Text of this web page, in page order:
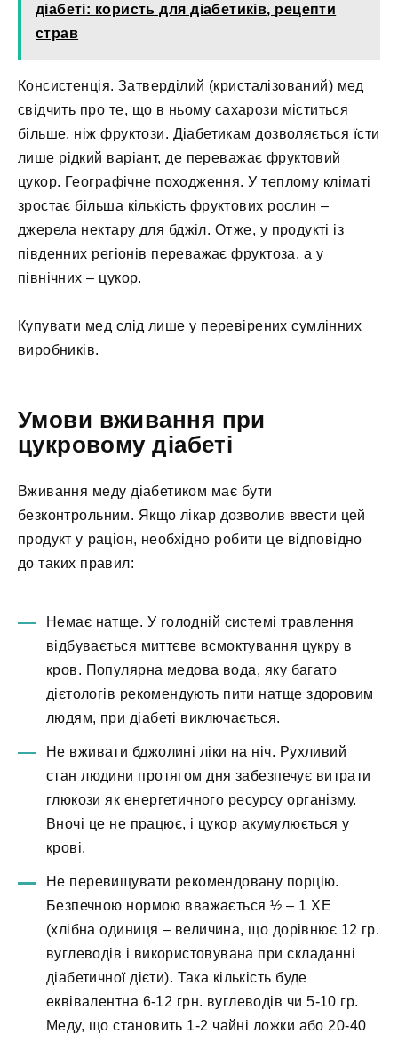
діабеті: користь для діабетиків, рецепти
страв
Консистенція. Затверділий (кристалізований) мед
свідчить про те, що в ньому сахарози міститься
більше, ніж фруктози. Діабетикам дозволяється їсти
лише рідкий варіант, де переважає фруктовий
цукор. Географічне походження. У теплому кліматі
зростає більша кількість фруктових рослин –
джерела нектару для бджіл. Отже, у продукті із
південних регіонів переважає фруктоза, а у
північних – цукор.
Купувати мед слід лише у перевірених сумлінних
виробників.
Умови вживання при
цукровому діабеті
Вживання меду діабетиком має бути
безконтрольним. Якщо лікар дозволив ввести цей
продукт у раціон, необхідно робити це відповідно
до таких правил:
Немає натще. У голодній системі травлення
відбувається миттєве всмоктування цукру в
кров. Популярна медова вода, яку багато
дієтологів рекомендують пити натще здоровим
людям, при діабеті виключається.
Не вживати бджолині ліки на ніч. Рухливий
стан людини протягом дня забезпечує витрати
глюкози як енергетичного ресурсу організму.
Вночі це не працює, і цукор акумулюється у
крові.
Не перевищувати рекомендовану порцію.
Безпечною нормою вважається ½ – 1 ХЕ
(хлібна одиниця – величина, що дорівнює 12 гр.
вуглеводів і використовувана при складанні
діабетичної дієти). Така кількість буде
еквівалентна 6-12 грн. вуглеводів чи 5-10 гр.
Меду, що становить 1-2 чайні ложки або 20-40